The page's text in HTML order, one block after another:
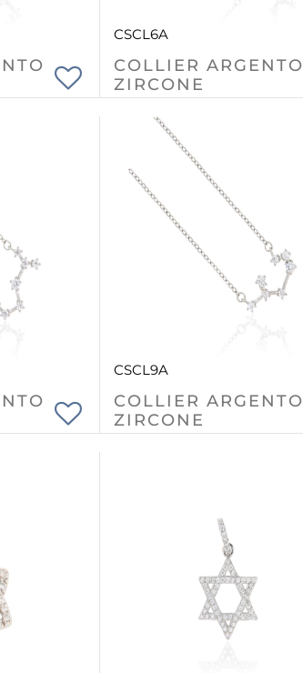
CSCL6A
COLLIER ARGENTO
ZIRCONE
CSCL9A
COLLIER ARGENTO
ZIRCONE